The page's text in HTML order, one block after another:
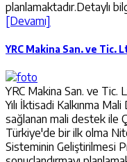
planlamaktadır.Detaylı
[Devamı]
YRC Makina San. ve Tic.
YRC Makina San. ve Tic.
Yılı İktisadi Kalkınma
sağlanan mali destek ile
Türkiye'de bir ilk olma
Sisteminin Geliştirilmesi